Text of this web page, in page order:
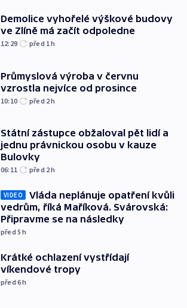
Demolice vyhořelé výškové budovy
ve Zlíně má začít odpoledne
12:29 před 1h
Průmyslová výroba v červnu
vzrostla nejvíce od prosince
10:10 před 2h
Státní zástupce obžaloval pět lidí a
jednu právnickou osobu v kauze
Bulovky
06:11 před 2h
VIDEO
Vláda neplánuje opatření kvůli
vedrům, říká Maříková. Svárovská:
Připravme se na následky
před 5h
Krátké ochlazení vystřídají
víkendové tropy
před 6h